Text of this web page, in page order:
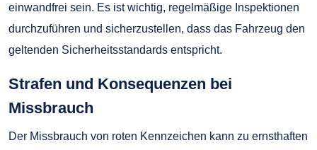
einwandfrei sein. Es ist wichtig, regelmäßige Inspektionen
durchzuführen und sicherzustellen, dass das Fahrzeug den
geltenden Sicherheitsstandards entspricht.
Strafen und Konsequenzen bei
Missbrauch
Der Missbrauch von roten Kennzeichen kann zu ernsthaften